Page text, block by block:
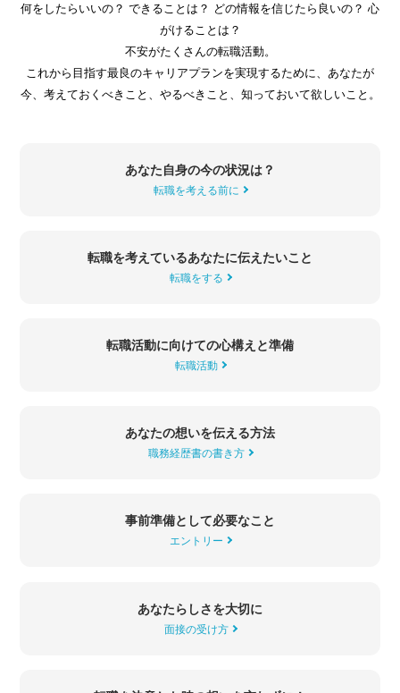
何をしたらいいの？ できることは？ どの情報を信じたら良いの？ 心
がけることは？
不安がたくさんの転職活動。
これから目指す最良のキャリアプランを実現するために、あなたが
今、考えておくべきこと、 やるべきこと、知っておいて欲しいこと。
あなた自身の今の状況は？
転職を考える前に
転職を考えているあなたに伝えたいこと
転職をする
転職活動に向けての心構えと準備
転職活動
あなたの想いを伝える方法
職務経歴書の書き方
事前準備として必要なこと
エントリー
あなたらしさを大切に
面接の受け方